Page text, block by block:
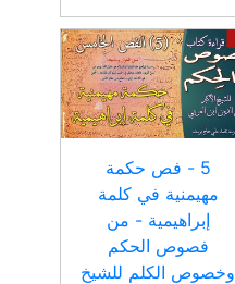
5 - فص حكمة
مهيمنية في كلمة
إبراهيمية - من
فصوص الحكم
وخصوص الكلم للشيخ